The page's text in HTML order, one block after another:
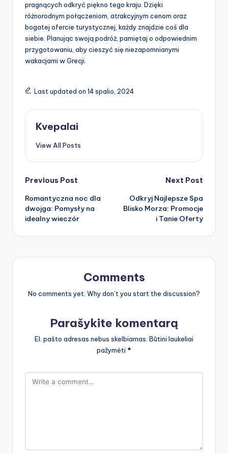
pragnących odkryć piękno tego kraju. Dzięki
różnorodnym połączeniom, atrakcyjnym cenom oraz
bogatej ofercie turystycznej, każdy znajdzie coś dla
siebie. Planując swoją podróż, pamiętaj o odpowiednim
przygotowaniu, aby cieszyć się niezapomnianymi
wakacjami w Grecji.
Last updated on 14 spalio, 2024
Kvepalai
View All Posts
Post
navigation
Previous Post
Romantyczna noc dla
dwojga: Pomysły na
idealny wieczór
Next Post
Odkryj Najlepsze Spa
Blisko Morza: Promocje
i Tanie Oferty
Comments
No comments yet. Why don’t you start the discussion?
Parašykite komentarą
El. pašto adresas nebus skelbiamas. Būtini laukeliai
pažymėti *